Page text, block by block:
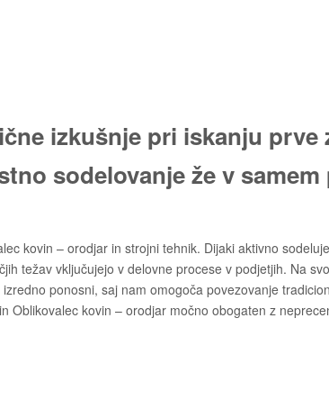
izkušnje pri iskanju prve
sodelovanje že v
kovin – orodjar in strojni tehnik. Dijaki aktivno
težav vključujejo v delovne procese v podjetjih. Na
ponosni, saj nam omogoča povezovanje
kovin – orodjar močno obogaten z